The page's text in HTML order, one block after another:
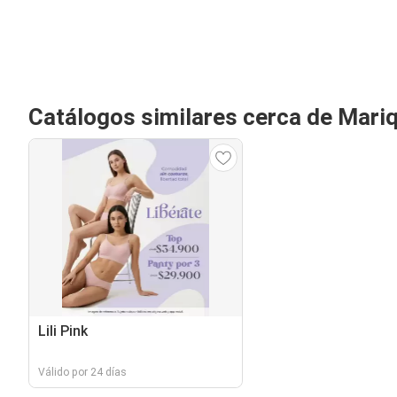
Catálogos similares cerca de
Lili Pink
Válido por 24 días